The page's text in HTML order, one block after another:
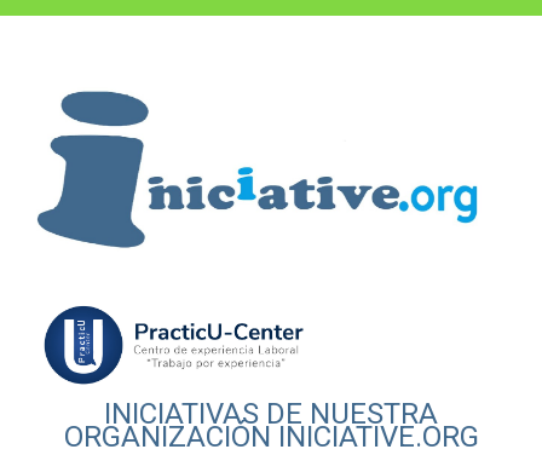
INICIATIVAS DE NUESTRA
ORGANIZACIÓN INICIATIVE.ORG